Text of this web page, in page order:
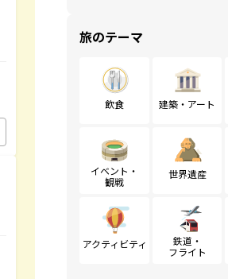
旅のテーマ
飲食 建築・アート
イベント・
観戦
世界遺産
アクティビティ
鉄道・
フライト